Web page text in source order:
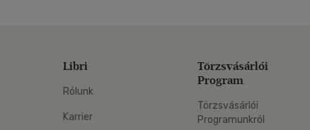
Libri
Rólunk
Karrier
Törzsvásárlói
Program
Törzsvásárlói
Programunkról